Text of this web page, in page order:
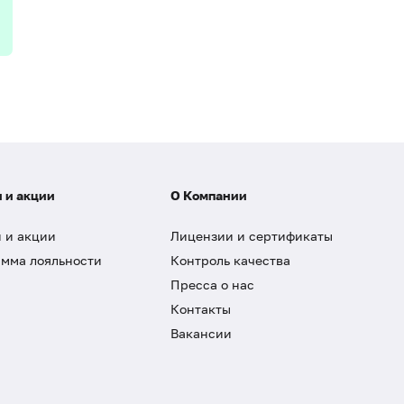
и акции
и акции
лояльности
О Компании
Лицензии и сертификаты
Контроль качества
Пресса о нас
Контакты
Вакансии